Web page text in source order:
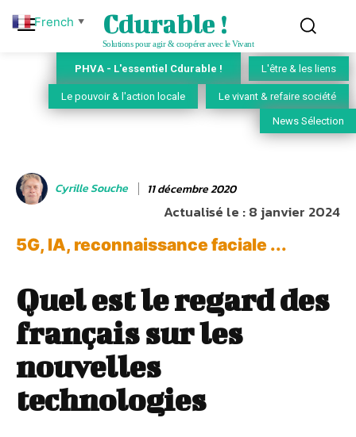
Cdurable !
Solutions pour agir & coopérer avec le Vivant
PHVA - L'essentiel Cdurable ! L'être & les liens
Le pouvoir & l'action locale Le vivant & refaire société
News Sélection
Cyrille Souche 11 décembre 2020
Actualisé le :8 janvier 2024
5G, IA, reconnaissance faciale ...
Quel est le regard des
français sur les
nouvelles
technologies
French ▼